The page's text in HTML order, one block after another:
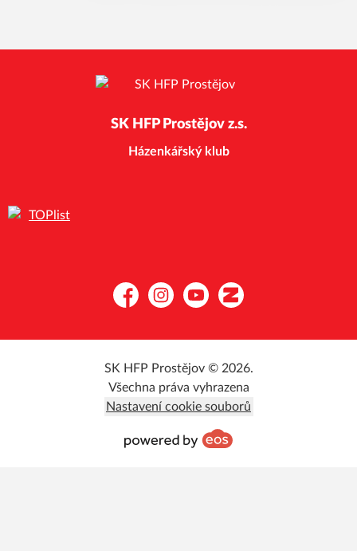
SK HFP Prostějov z.s.
Házenkářský klub
FacebookInstagramYouTubeZonerama
SK HFP Prostějov © 2026.
Všechna práva vyhrazena
Nastavení cookie souborů